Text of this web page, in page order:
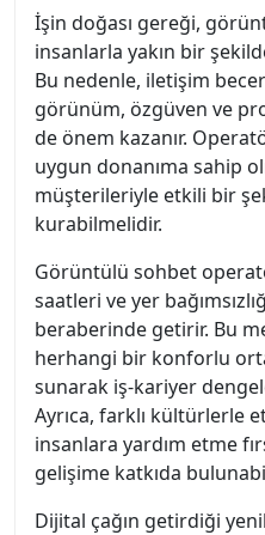
İşin doğası gereği,
insanlarla yakın bir
Bu nedenle, iletişim
görünüm, özgüven ve
de önem kazanır.
uygun donanıma sahip
müşterileriyle etkili bir
kurabilmelidir.
Görüntülü sohbet
saatleri ve yer
beraberinde getirir. Bu
herhangi bir konforlu
sunarak iş-kariyer
Ayrıca, farklı kültürlerle
insanlara yardım etme
gelişime katkıda
Dijital çağın getirdiği